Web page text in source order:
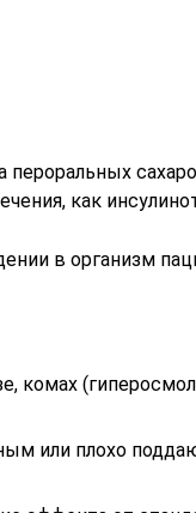
пероральных
как
в организм
комах
или плохо